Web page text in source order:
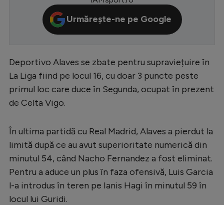
CM 2026
Premier League
Serie A
Bundesliga
Starurile fotbalului
EURO 2024
Stranieri
Clasamente
Urmărește-ne pe Google
Deportivo Alaves se zbate pentru supraviețuire în
La Liga fiind pe locul 16, cu doar 3 puncte peste
primul loc care duce în Segunda, ocupat în prezent
de Celta Vigo.
În ultima partidă cu Real Madrid, Alaves a pierdut la
limită după ce au avut superioritate numerică din
minutul 54, când Nacho Fernandez a fost eliminat.
Pentru a aduce un plus în faza ofensivă, Luis Garcia
l-a introdus în teren pe Ianis Hagi în minutul 59 în
locul lui Guridi.